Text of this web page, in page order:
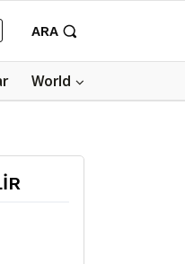
ARA
World